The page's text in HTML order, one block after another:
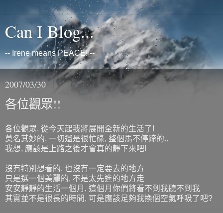
Can I Blog...
-- Irene means PEACE! --
2007/03/30
各位觀眾!!
各位觀眾, 從今天起我將展開全新的生活了!
莫名其妙的, 一切還是很忙碌, 整個馬不停蹄的..
我想, 應該是上路之後才會真的靜下來吧!
沒有特別想看的, 也沒有一定要去的地方
只是選一個美麗的, 不是太先進的地方走
安安靜靜的生活一個月, 這個月你們將看不到我聽不到我
其實並不是很長的時間, 可是應該足夠我換個空氣呼吸了吧?